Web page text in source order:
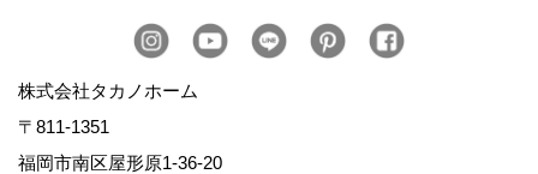
株式会社タカノホーム
〒811-1351
福岡市南区屋形原1-36-20